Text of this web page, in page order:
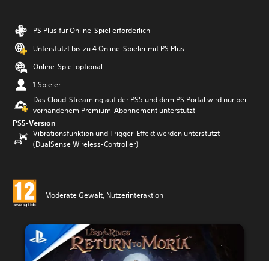
PS Plus für Online-Spiel erforderlich
Unterstützt bis zu 4 Online-Spieler mit PS Plus
Online-Spiel optional
1 Spieler
Das Cloud-Streaming auf der PS5 und dem PS Portal wird nur bei
vorhandenem Premium-Abonnement unterstützt
PS5-Version
Vibrationsfunktion und Trigger-Effekt werden unterstützt
(DualSense Wireless-Controller)
Moderate Gewalt, Nutzerinteraktion